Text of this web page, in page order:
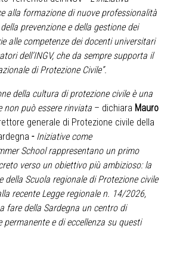
alla formazione di nuove professionalità
prevenzione e della gestione dei
alle competenze dei docenti universitari
dell’INGV, che da sempre supporta il
di Protezione Civile”.
della cultura di protezione civile è una
non può essere rinviata – dichiara Mauro
generale di Protezione civile della
- Iniziative come
School rappresentano un primo
verso un obiettivo più ambizioso: la
della Scuola regionale di Protezione civile
recente Legge regionale n. 14/2026,
fare della Sardegna un centro di
permanente e di eccellenza su questi